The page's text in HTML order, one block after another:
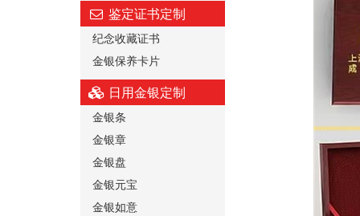
鉴定证书定制
纪念收藏证书
金银保养卡片
日用金银定制
金银条
金银章
金银盘
金银元宝
金银如意